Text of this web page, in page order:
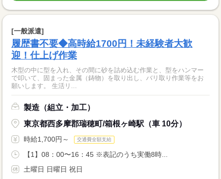
[一般派遣]
履歴書不要◆高時給1700円！未経験者大歓
迎！仕上げ作業
木型の中に型を入れ、その間に砂を詰め込む作業と、型をハンマー
で叩いて、固まった金属（鋳物）を取り出し、バリ取り作業等をお
願いします。 生活リ...
製造（組立・加工）
東京都西多摩郡瑞穂町/箱根ヶ崎駅（車 10分）
時給1,700円～ 交通費全額支給
【1】08：00〜16：45 ※表記のうち実働8時...
土曜日 日曜日 祝日